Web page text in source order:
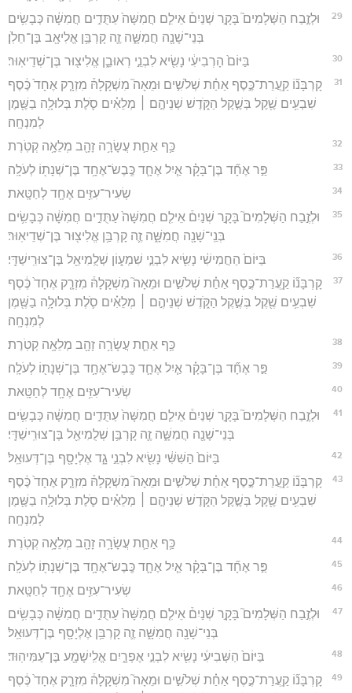
29
וּלְזֶ֣בַח הַשְּׁלָמִים֮ בָּקָ֣ר שְׁנַיִם֒ אֵילִ֤ם חֲמִשָּׁה֙ עַתֻּדִ֣ים חֲמִשָּׁ֔ה כְּבָשִׂ֥ים
בְּנֵי־שָׁנָ֖ה חֲמִשָּׁ֑ה זֶ֛ה קָרְבַּ֥ן אֱלִיאָ֖ב בֶּן־חֵלֹֽן׃
30 בַּיּוֹם֙ הָרְבִיעִ֔י נָשִׂ֖יא לִבְנֵ֣י רְאוּבֵ֑ן אֱלִיצ֖וּר בֶּן־שְׁדֵיאֽוּר׃
31
קָרְבָּנ֞וֹ קַֽעֲרַת־כֶּ֣סֶף אַחַ֗ת שְׁלֹשִׁ֣ים וּמֵאָה֮ מִשְׁקָלָהּ֒ מִזְרָ֤ק אֶחָד֙ כֶּ֔סֶף
שִׁבְעִ֥ים שֶׁ֖קֶל בְּשֶׁ֣קֶל הַקֹּ֑דֶשׁ שְׁנֵיהֶ֣ם ׀ מְלֵאִ֗ים סֹ֛לֶת בְּלוּלָ֥ה בַשֶּׁ֖מֶן
לְמִנְחָֽה׃
32 כַּ֥ף אַחַ֛ת עֲשָׂרָ֥ה זָהָ֖ב מְלֵאָ֥ה קְטֹֽרֶת
33 פַּ֣ר אֶחָ֞ד בֶּן־בָּקָ֗ר אַ֧יִל אֶחָ֛ד כֶּֽבֶשׂ־אֶחָ֥ד בֶּן־שְׁנָת֖וֹ לְעֹלָֽה׃
34 שְׂעִיר־עִזִּ֥ים אֶחָ֖ד לְחַטָּֽאת׃
35
וּלְזֶ֣בַח הַשְּׁלָמִים֮ בָּקָ֣ר שְׁנַיִם֒ אֵילִ֤ם חֲמִשָּׁה֙ עַתֻּדִ֣ים חֲמִשָּׁ֔ה כְּבָשִׂ֥ים
בְּנֵֽי־שָׁנָ֖ה חֲמִשָּׁ֑ה זֶ֛ה קָרְבַּ֥ן אֱלִיצ֖וּר בֶּן־שְׁדֵיאֽוּר׃
36 בַּיּוֹם֙ הַחֲמִישִׁ֔י נָשִׂ֖יא לִבְנֵ֣י שִׁמְע֑וֹן שְׁלֻֽמִיאֵ֖ל בֶּן־צוּרִֽישַׁדָּֽי׃
37
קָרְבָּנ֞וֹ קַֽעֲרַת־כֶּ֣סֶף אַחַ֗ת שְׁלֹשִׁ֣ים וּמֵאָה֮ מִשְׁקָלָהּ֒ מִזְרָ֤ק אֶחָד֙ כֶּ֔סֶף
שִׁבְעִ֥ים שֶׁ֖קֶל בְּשֶׁ֣קֶל הַקֹּ֑דֶשׁ שְׁנֵיהֶ֣ם ׀ מְלֵאִ֗ים סֹ֛לֶת בְּלוּלָ֥ה בַשֶּׁ֖מֶן
לְמִנְחָֽה׃
38 כַּ֥ף אַחַ֛ת עֲשָׂרָ֥ה זָהָ֖ב מְלֵאָ֥ה קְטֹֽרֶת׃
39 פַּ֣ר אֶחָ֞ד בֶּן־בָּקָ֗ר אַ֧יִל אֶחָ֛ד כֶּֽבֶשׂ־אֶחָ֥ד בֶּן־שְׁנָת֖וֹ לְעֹלָֽה׃
40 שְׂעִיר־עִזִּ֥ים אֶחָ֖ד לְחַטָּֽאת
41
וּלְזֶ֣בַח הַשְּׁלָמִים֮ בָּקָ֣ר שְׁנַיִם֒ אֵילִ֤ם חֲמִשָּׁה֙ עַתֻּדִ֣ים חֲמִשָּׁ֔ה כְּבָשִׂ֥ים
בְּנֵי־שָׁנָ֖ה חֲמִשָּׁ֑ה זֶ֛ה קָרְבַּ֥ן שְׁלֻמִיאֵ֖ל בֶּן־צוּרִֽישַׁדָּֽי׃
42 בַּיּוֹם֙ הַשִּׁשִּׁ֔י נָשִׂ֖יא לִבְנֵ֣י גָ֑ד אֶלְיָסָ֖ף בֶּן־דְּעוּאֵֽל׃
43
קָרְבָּנ֞וֹ קַֽעֲרַת־כֶּ֣סֶף אַחַ֗ת שְׁלֹשִׁ֣ים וּמֵאָה֮ מִשְׁקָלָהּ֒ מִזְרָ֤ק אֶחָד֙ כֶּ֔סֶף
שִׁבְעִ֥ים שֶׁ֖קֶל בְּשֶׁ֣קֶל הַקֹּ֑דֶשׁ שְׁנֵיהֶ֣ם ׀ מְלֵאִ֗ים סֹ֛לֶת בְּלוּלָ֥ה בַשֶּׁ֖מֶן
לְמִנְחָֽה׃
44 כַּ֥ף אַחַ֛ת עֲשָׂרָ֥ה זָהָ֖ב מְלֵאָ֥ה קְטֹֽרֶת׃
45 פַּ֣ר אֶחָ֞ד בֶּן־בָּקָ֗ר אַ֧יִל אֶחָ֛ד כֶּֽבֶשׂ־אֶחָ֥ד בֶּן־שְׁנָת֖וֹ לְעֹלָֽה׃
46 שְׂעִיר־עִזִּ֥ים אֶחָ֖ד לְחַטָּֽאת׃
47
וּלְזֶ֣בַח הַשְּׁלָמִים֮ בָּקָ֣ר שְׁנַיִם֒ אֵילִ֤ם חֲמִשָּׁה֙ עַתֻּדִ֣ים חֲמִשָּׁ֔ה כְּבָשִׂ֥ים
בְּנֵי־שָׁנָ֖ה חֲמִשָּׁ֑ה זֶ֛ה קָרְבַּ֥ן אֶלְיָסָ֖ף בֶּן־דְּעוּאֵֽל׃
48 בַּיּוֹם֙ הַשְּׁבִיעִ֔י נָשִׂ֖יא לִבְנֵ֣י אֶפְרָ֑יִם אֱלִֽישָׁמָ֖ע בֶּן־עַמִּיהֽוּד׃
49
קָרְבָּנ֞וֹ קַֽעֲרַת־כֶּ֣סֶף אַחַ֗ת שְׁלֹשִׁ֣ים וּמֵאָה֮ מִשְׁקָלָהּ֒ מִזְרָ֤ק אֶחָד֙ כֶּ֔סֶף